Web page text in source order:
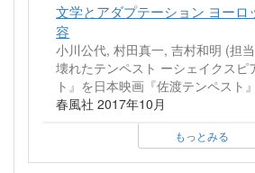
文学とアダプテーション ヨーロ
容
小川公代, 村田真一, 吉村和明 (担
壊れたテンペスト ーシェイクスピ
ト』を日本映画『佐渡テンペスト
春風社 2017年10月
もっとみる